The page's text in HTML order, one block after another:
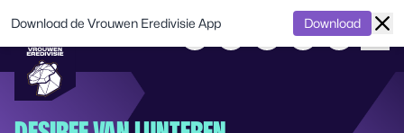
Download de Vrouwen Eredivisie App Download